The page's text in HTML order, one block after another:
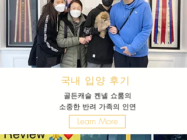
국내 입양 후기
골든캐슬 켄넬 쇼룸의
소중한 반려 가족의 인연
Learn More